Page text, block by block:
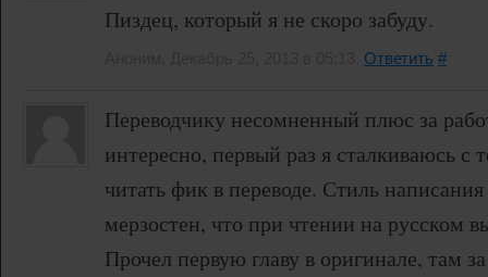
Пиздец, который я не скоро забуду.
Ответить #
Переводчику несомненный плюс за
интересно, первый раз я сталкиваюсь
читать фик в переводе. Стиль
мерзостен, что при чтении на русском
Прочел первую главу в оригинале, там